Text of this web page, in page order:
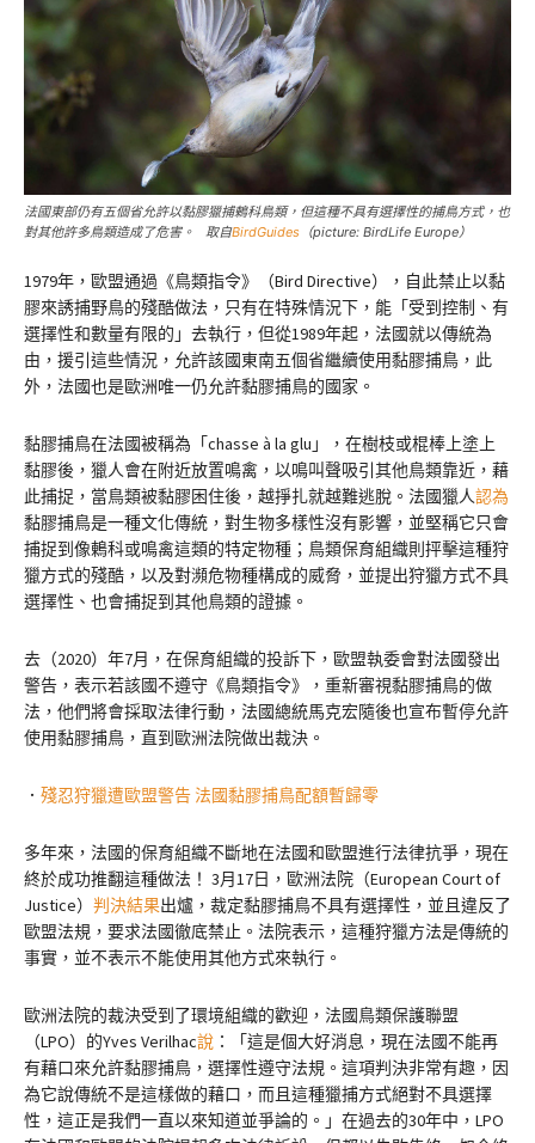
法國東部仍有五個省允許以黏膠獵捕鶇科鳥類，但這種不具有選擇性的捕鳥方式，也
對其他許多鳥類造成了危害。 取自BirdGuides （picture: BirdLife Europe）
1979年，歐盟通過《鳥類指令》（Bird Directive），自此禁止以黏
膠來誘捕野鳥的殘酷做法，只有在特殊情況下，能「受到控制、有
選擇性和數量有限的」去執行，但從1989年起，法國就以傳統為
由，援引這些情況，允許該國東南五個省繼續使用黏膠捕鳥，此
外，法國也是歐洲唯一仍允許黏膠捕鳥的國家。
黏膠捕鳥在法國被稱為「chasse à la glu」，在樹枝或棍棒上塗上
黏膠後，獵人會在附近放置鳴禽，以鳴叫聲吸引其他鳥類靠近，藉
此捕捉，當鳥類被黏膠困住後，越掙扎就越難逃脫。法國獵人認為
黏膠捕鳥是一種文化傳統，對生物多樣性沒有影響，並堅稱它只會
捕捉到像鶇科或鳴禽這類的特定物種；鳥類保育組織則抨擊這種狩
獵方式的殘酷，以及對瀕危物種構成的威脅，並提出狩獵方式不具
選擇性、也會捕捉到其他鳥類的證據。
去（2020）年7月，在保育組織的投訴下，歐盟執委會對法國發出
警告，表示若該國不遵守《鳥類指令》，重新審視黏膠捕鳥的做
法，他們將會採取法律行動，法國總統馬克宏隨後也宣布暫停允許
使用黏膠捕鳥，直到歐洲法院做出裁決。
． 殘忍狩獵遭歐盟警告 法國黏膠捕鳥配額暫歸零
多年來，法國的保育組織不斷地在法國和歐盟進行法律抗爭，現在
終於成功推翻這種做法！ 3月17日，歐洲法院（European Court of
Justice） 判決結果出爐，裁定黏膠捕鳥不具有選擇性，並且違反了
歐盟法規，要求法國徹底禁止。法院表示，這種狩獵方法是傳統的
事實，並不表示不能使用其他方式來執行。
歐洲法院的裁決受到了環境組織的歡迎，法國鳥類保護聯盟
（LPO）的Yves Verilhac說 ：「這是個大好消息，現在法國不能再
有藉口來允許黏膠捕鳥，選擇性遵守法規。這項判決非常有趣，因
為它說傳統不是這樣做的藉口，而且這種獵捕方式絕對不具選擇
性，這正是我們一直以來知道並爭論的。」在過去的30年中，LPO